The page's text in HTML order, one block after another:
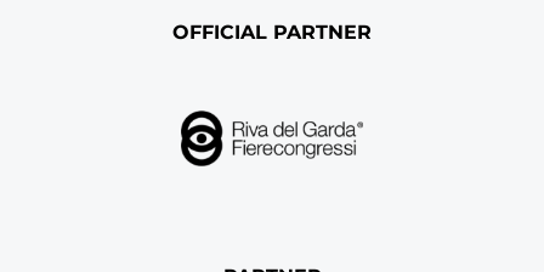
OFFICIAL PARTNER